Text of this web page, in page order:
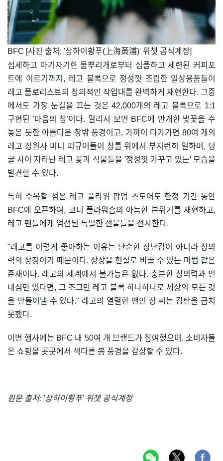
BFC [사진 출처: '상하이황푸(上海黃浦)' 위챗 공식계정]
섬세하고 아기자기한 물뿌리개로부터 심플하고 세련된 커피포
트에 이르기까지, 레고 블록으로 정성껏 조립한 일상용품들이
레고 플로리스트의 창의적인 작업대를 완벽하게 재현한다. 그중
에서도 가장 눈길을 끄는 것은 42,000개의 레고 블록으로 1:1
구현된 '마음의 창'이다. 멀리서 보면 BFC에 만개한 벚꽃을 수
놓은 듯한 아름다운 창밖 풍경이고, 가까이 다가가면 80여 개의
레고 정원사 미니 피규어들이 창틀 위에서 부지런히 일하며, 덩
굴 사이 자라난 레고 꽃과 식물들을 '정성껏 가꾸고 있는' 모습을
발견할 수 있다.
특히 주목할 점은 레고 플라워 팝업 스토어도 한정 기간 동안
BFC에 오픈하여, 코너 플라워숍의 아늑한 분위기를 재현하고,
레고 팬들에게 엄선된 특별한 선물들을 선사한다.
"레고를 이렇게 좋아하는 이유는 단순한 장난감이 아니라 창의
력의 상징이기 때문이다. 상상을 현실로 바꿀 수 있는 마법 같은
존재이다. 레고의 세계에서 불가능은 없다. 충분한 창의력과 인
내심만 있다면, 그 조그만 레고 블록 하나하나로 세상의 모든 것
을 만들어낼 수 있다." 레고의 열렬한 팬인 장 씨는 감탄을 금치
못했다.
이번 행사에는 BFC 내 50여 개 브랜드가 참여했으며, 소비자들
은 쇼핑몰 곳곳에서 색다른 봄 풍경을 감상할 수 있다.
원문 출처: '상하이황푸' 위챗 공식계정